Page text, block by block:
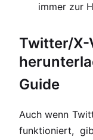
immer zur
Twitter/X-
Guide
Auch wenn
funktioniert,